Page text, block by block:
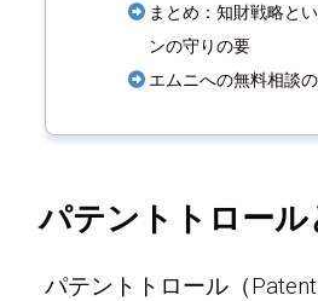
まとめ：知財戦略と
ンの守りの要
エムニへの無料相談
パテントトロール
パテントトロール（